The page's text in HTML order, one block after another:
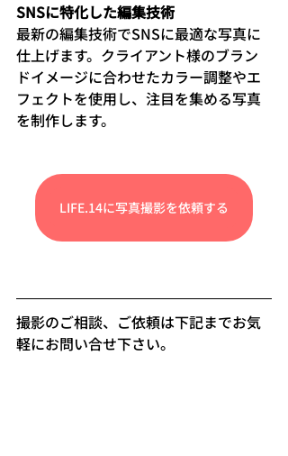
SNSに特化した編集技術
最新の編集技術でSNSに最適な写真に
仕上げます。クライアント様のブラン
ドイメージに合わせたカラー調整やエ
フェクトを使用し、注目を集める写真
を制作します。
LIFE.14に写真撮影を依頼する
撮影のご相談、ご依頼は下記までお気
軽にお問い合せ下さい。